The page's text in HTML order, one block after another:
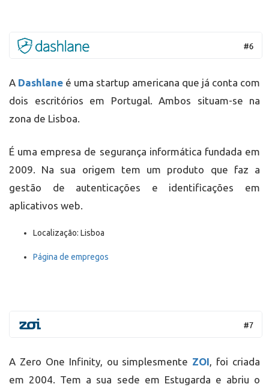
A Dashlane é uma startup americana que já conta com
dois escritórios em Portugal. Ambos situam-se na
zona de Lisboa.
É uma empresa de segurança informática fundada em
2009. Na sua origem tem um produto que faz a
gestão de autenticações e identificações em
aplicativos web.
Localização: Lisboa
Página de empregos
A Zero One Infinity, ou simplesmente ZOI , foi criada
em 2004. Tem a sua sede em Estugarda e abriu o